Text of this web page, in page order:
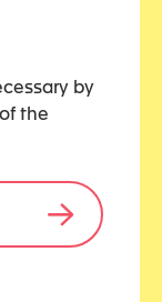
by
the
de l’enfant
au-